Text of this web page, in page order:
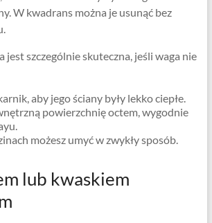
W kwadrans można je usunąć bez
szczególnie skuteczna, jeśli waga nie
aby jego ściany były lekko ciepłe.
powierzchnię octem, wygodnie
możesz umyć w zwykły sposób.
lub kwaskiem